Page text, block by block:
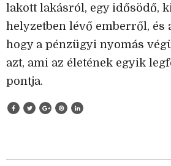
lakott lakásról, egy idősödő,
helyzetben lévő emberről, és
hogy a pénzügyi nyomás
azt, ami az életének egyik
pontja.